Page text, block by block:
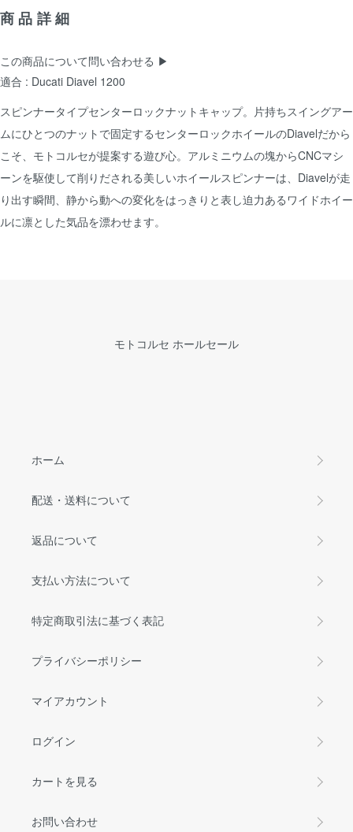
商品詳細
この商品について問い合わせる ▶
適合 : Ducati Diavel 1200
スピンナータイプセンターロックナットキャップ。片持ちスイングアー
ムにひとつのナットで固定するセンターロックホイールのDiavelだから
こそ、モトコルセが提案する遊び心。アルミニウムの塊からCNCマシ
ーンを駆使して削りだされる美しいホイールスピンナーは、Diavelが走
り出す瞬間、静から動への変化をはっきりと表し迫力あるワイドホイー
ルに凛とした気品を漂わせます。
モトコルセ ホールセール
ホーム
配送・送料について
返品について
支払い方法について
特定商取引法に基づく表記
プライバシーポリシー
マイアカウント
ログイン
カートを見る
お問い合わせ